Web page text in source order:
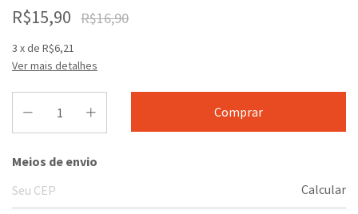
R$15,90 R$16,90
3 x de R$6,21
Ver mais detalhes
Entregas para o CEP:
Meios de envio
Calcular